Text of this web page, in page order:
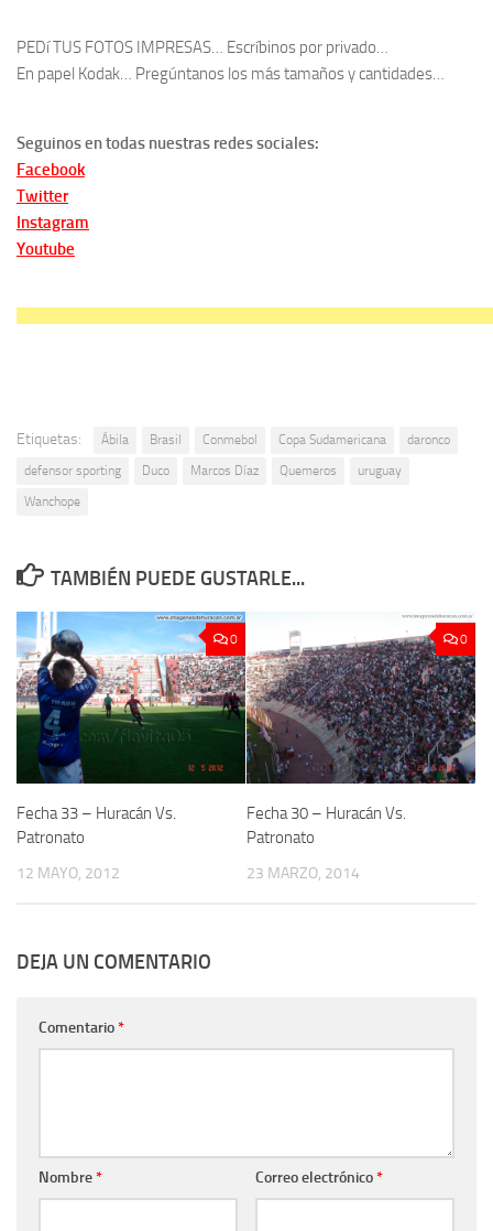
PEDí TUS FOTOS IMPRESAS… Escríbinos por privado…
En papel Kodak… Pregúntanos los más tamaños y cantidades…
Seguinos en todas nuestras redes sociales:
Facebook
Twitter
Instagram
Youtube
Etiquetas: Ábila Brasil Conmebol Copa Sudamericana
daronco
defensor sporting
Duco Marcos Díaz Quemeros
uruguay
Wanchope
TAMBIÉN PUEDE GUSTARLE...
0
Fecha 33 – Huracán Vs.
Patronato
12 MAYO, 2012
0
Fecha 30 – Huracán Vs.
Patronato
23 MARZO, 2014
DEJA UN COMENTARIO
Comentario*
Nombre* Correo electrónico*